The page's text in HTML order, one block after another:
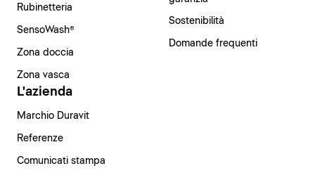
Rubinetteria
SensoWash®
Zona doccia
Zona vasca
Sostenibilità
Domande frequenti
L'azienda
Marchio Duravit
Referenze
Comunicati stampa